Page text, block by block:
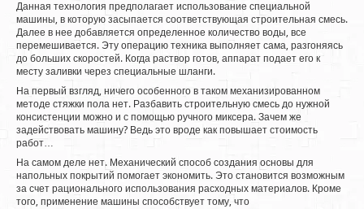
Данная технология предполагает использование специальной
машины, в которую засыпается соответствующая строительная смесь.
Далее в нее добавляется определенное количество воды, все
перемешивается. Эту операцию техника выполняет сама, разгоняясь
до больших скоростей. Когда раствор готов, аппарат подает его к
месту заливки через специальные шланги.
На первый взгляд, ничего особенного в таком механизированном
методе стяжки пола нет. Разбавить строительную смесь до нужной
консистенции можно и с помощью ручного миксера. Зачем же
задействовать машину? Ведь это вроде как повышает стоимость
работ…
На самом деле нет. Механический способ создания основы для
напольных покрытий помогает экономить. Это становится возможным
за счет рационального использования расходных материалов. Кроме
того, применение машины способствует тому, что